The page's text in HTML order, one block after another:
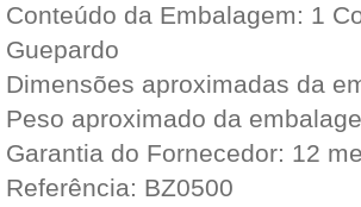
Conteúdo da Embalagem: 1
Guepardo
Dimensões aproximadas da
Peso aproximado da
Garantia do Fornecedor: 12
Referência: BZ0500